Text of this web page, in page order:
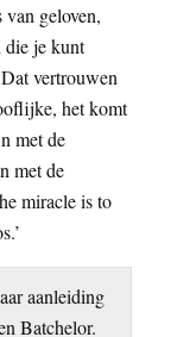
geloven,
die je kunt
vertrouwen
het komt
met de
met de
miracle is to
aanleiding
Batchelor.